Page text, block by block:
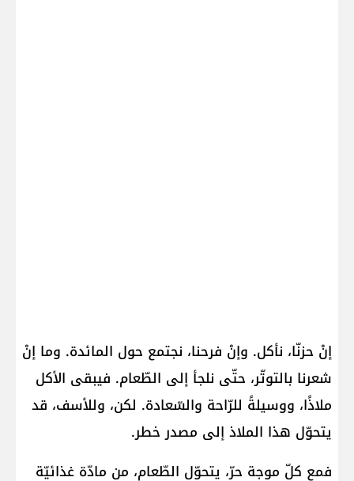
إنْ حزنّا، نأكل. وإنْ فرحنا، نجتمع حول المائدة. وما إنْ
شعرنا بالتوتّر، حتّى نلجأ إلى الطّعام. فيبقى الأكل
ملاذًا، ووسيلةً للرّاحة والسّعادة. لكن، وللأسف، قد
يتحوّل هذا الملاذ إلى مصدر خطر.
فمع كلّ موجة حرّ، يتحوّل الطّعام، من مادّة غذائيّة